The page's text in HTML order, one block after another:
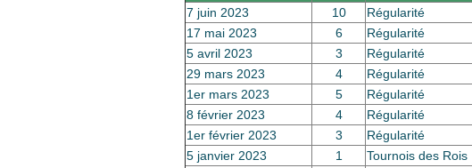
7 juin 2023 10
Régularité
17 mai 2023
6
Régularité
5 avril 2023
3
Régularité
29 mars 2023
4
Régularité
1er mars 2023
5
Régularité
8 février 2023
4
Régularité
1er février 2023
3
Régularité
5 janvier 2023
1
Tournois des Rois